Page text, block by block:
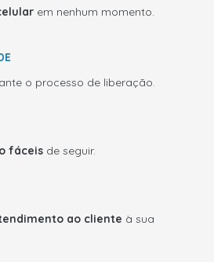
em nenhum momento.
o processo de liberação.
fáceis de seguir.
ao cliente à sua